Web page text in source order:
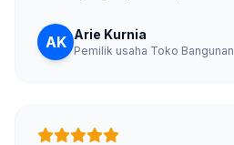
AK Arie Kurnia
Pemilik usaha Toko Bangunan